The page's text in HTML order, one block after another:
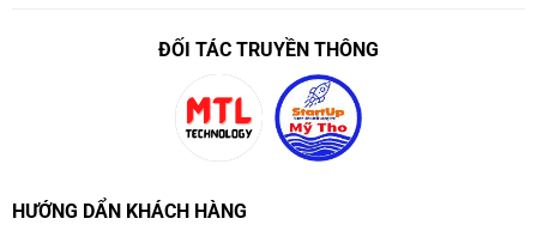
ĐỐI TÁC TRUYỀN THÔNG
HƯỚNG DẨN KHÁCH HÀNG